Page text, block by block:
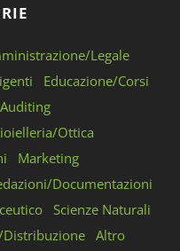
Legale
Educazione/Corsi
Ottica
Marketing
Documentazioni
Scienze Naturali
Altro